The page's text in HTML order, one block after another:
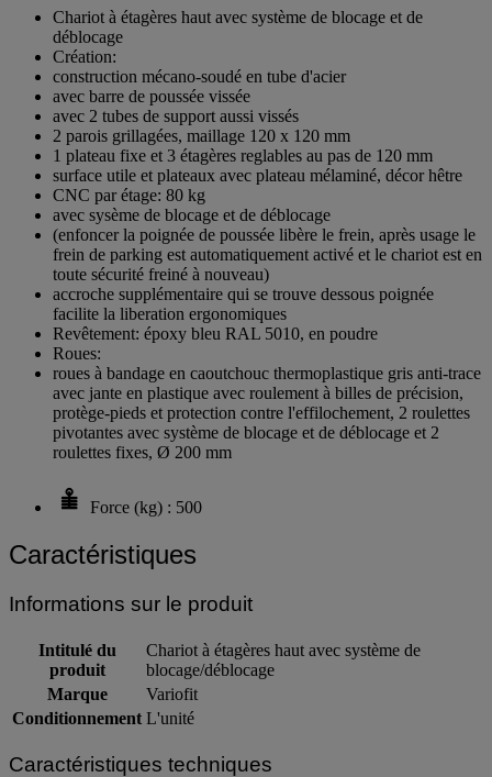
Chariot à étagères haut avec système de blocage et de
déblocage
Création:
construction mécano-soudé en tube d'acier
avec barre de poussée vissée
avec 2 tubes de support aussi vissés
2 parois grillagées, maillage 120 x 120 mm
1 plateau fixe et 3 étagères reglables au pas de 120 mm
surface utile et plateaux avec plateau mélaminé, décor hêtre
CNC par étage: 80 kg
avec sysème de blocage et de déblocage
(enfoncer la poignée de poussée libère le frein, après usage le
frein de parking est automatiquement activé et le chariot est en
toute sécurité freiné à nouveau)
accroche supplémentaire qui se trouve dessous poignée
facilite la liberation ergonomiques
Revêtement: époxy bleu RAL 5010, en poudre
Roues:
roues à bandage en caoutchouc thermoplastique gris anti-trace
avec jante en plastique avec roulement à billes de précision,
protège-pieds et protection contre l'effilochement, 2 roulettes
pivotantes avec système de blocage et de déblocage et 2
roulettes fixes, Ø 200 mm
Force (kg) : 500
Caractéristiques
Informations sur le produit
Intitulé du
produit
Chariot à étagères haut avec système de
blocage/déblocage
Marque
Variofit
Conditionnement L'unité
Caractéristiques techniques